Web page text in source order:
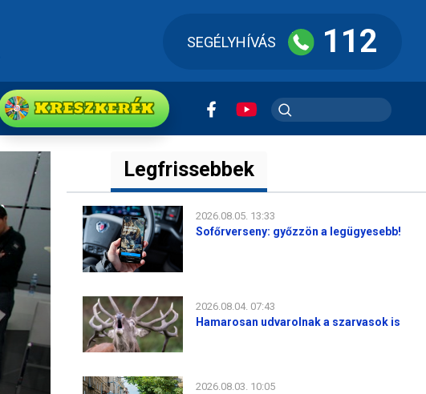
SEGÉLYHÍVÁS 112
KRESZkerék
Legfrissebbek
2026.08.05. 13:33
Sofőrverseny: győzzön a legügyesebb!
2026.08.04. 07:43
Hamarosan udvarolnak a szarvasok is
2026.08.03. 10:05